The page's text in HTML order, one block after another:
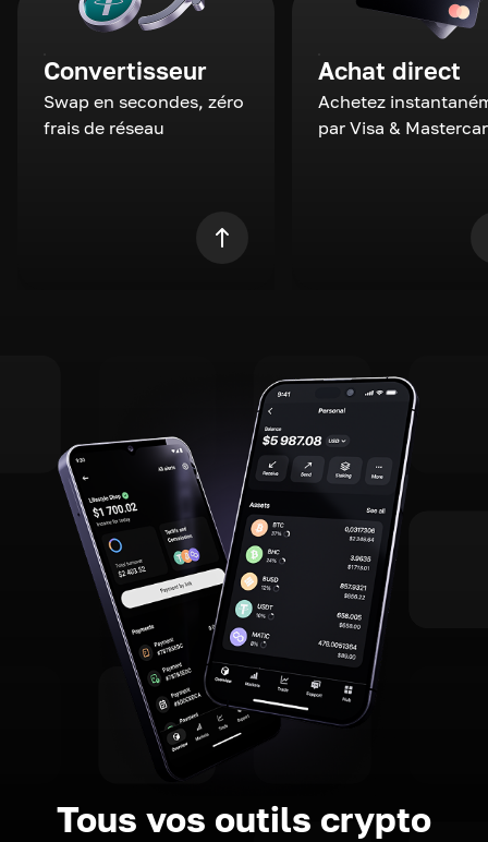
Convertisseur
Swap en secondes, zéro
frais de réseau
Achat direct
Achetez
par Visa &
Tous vos outils crypto